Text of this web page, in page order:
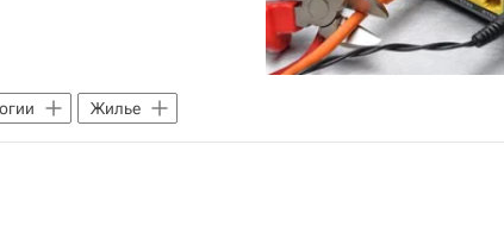
Жилье